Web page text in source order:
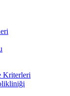
Kriterleri